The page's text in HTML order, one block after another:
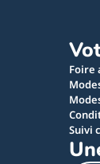
Foire
Suivi